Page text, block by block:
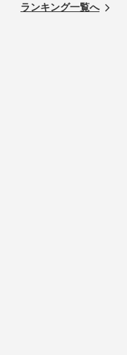
ランキング一覧へ